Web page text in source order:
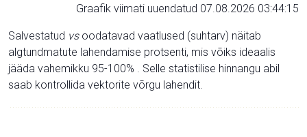
Graafik viimati uuendatud 07.08.2026 03:44:15
Salvestatud vsoodatavad vaatlused (suhtarv) näitab
algtundmatute lahendamise protsenti, mis võiks ideaalis
jääda vahemikku 95-100% . Selle statistilise hinnangu abil
saab kontrollida vektorite võrgu lahendit.